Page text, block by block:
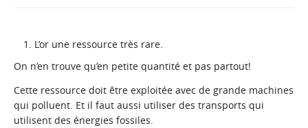
L’or une ressource très rare.
On n’en trouve qu’en petite quantité et pas partout!
Cette ressource doit être exploitée avec de grande machines
qui polluent. Et il faut aussi utiliser des transports qui
utilisent des énergies fossiles.